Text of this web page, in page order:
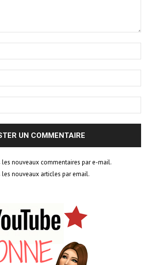
les nouveaux commentaires par e-mail.
nouveaux articles par email.